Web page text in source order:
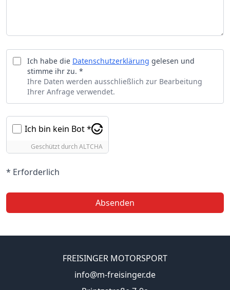
Ich habe die Datenschutzerklärung gelesen und
stimme ihr zu. *
Ihre Daten werden ausschließlich zur Bearbeitung
Ihrer Anfrage verwendet.
Ich bin kein Bot *
Geschützt durchALTCHA
* Erforderlich
Absenden
FREISINGER MOTORSPORT
info@m-freisinger.de